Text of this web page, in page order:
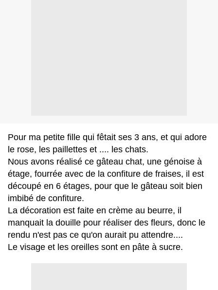
Pour ma petite fille qui fêtait ses 3 ans, et qui adore
le rose, les paillettes et .... les chats.
Nous avons réalisé ce gâteau chat, une génoise à
étage, fourrée avec de la confiture de fraises, il est
découpé en 6 étages, pour que le gâteau soit bien
imbibé de confiture.
La décoration est faite en crème au beurre, il
manquait la douille pour réaliser des fleurs, donc le
rendu n'est pas ce qu'on aurait pu attendre....
Le visage et les oreilles sont en pâte à sucre.